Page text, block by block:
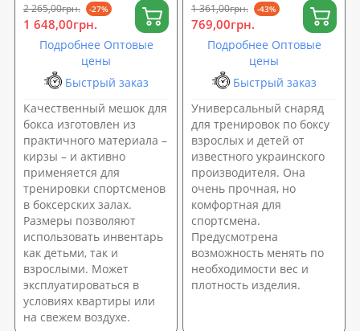
2 265,00грн. -27%
1 648,00грн.
Подробнее Оптовые
цены
Быстрый заказ
Качественный мешок для
бокса изготовлен из
практичного материала –
кирзы – и активно
применяется для
тренировки спортсменов
в боксерских залах.
Размеры позволяют
использовать инвентарь
как детьми, так и
взрослыми. Может
эксплуатироваться в
условиях квартиры или
на свежем воздухе.
1 361,00грн. -43%
769,00грн.
Подробнее Оптовые
цены
Быстрый заказ
Универсальный снаряд
для тренировок по боксу
взрослых и детей от
известного украинского
производителя. Она
очень прочная, но
комфортная для
спортсмена.
Предусмотрена
возможность менять по
необходимости вес и
плотность изделия.